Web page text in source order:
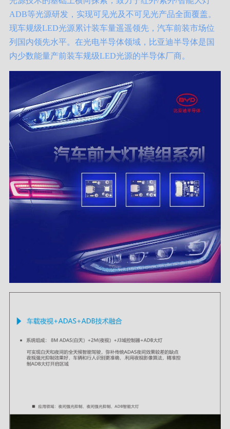
ADB等光源研发，实现可见光及不可见光产品全面覆盖。
现车规级LED光源累计装车量遥遥领先，汽车前装市场位
列国内领先水平。在光电半导体领域，比亚迪半导体是国
内少数能量产前装车规级LED光源的半导体厂商。